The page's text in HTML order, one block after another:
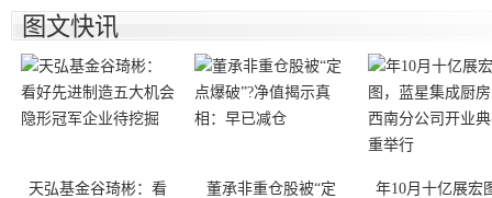
图文快讯
天弘基金谷琦彬：看 董承非重仓股被“定 年10月十亿展宏